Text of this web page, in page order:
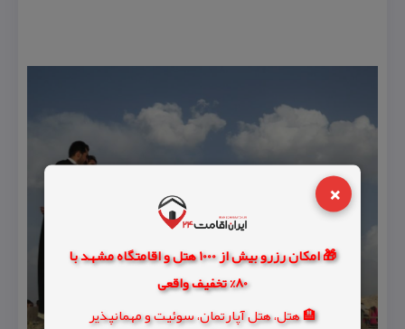
×
🎁 امکان رزرو بیش از 1000 هتل و اقامتگاه مشهد با
80% تخفیف واقعی
🏨 هتل، هتل آپارتمان، سوئیت و مهمانپذیر